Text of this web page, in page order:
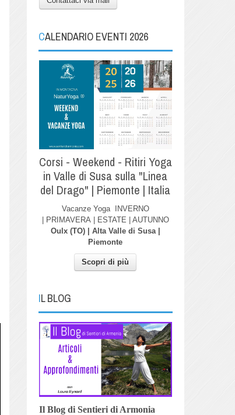
CALENDARIO EVENTI 2026
Corsi - Weekend - Ritiri Yoga
in Valle di Susa sulla "Linea
del Drago" | Piemonte | Italia
Vacanze Yoga INVERNO
| PRIMAVERA | ESTATE | AUTUNNO
Oulx (TO) | Alta Valle di Susa |
Piemonte
Scopri di più
IL BLOG
Il Blog di Sentieri di Armonia